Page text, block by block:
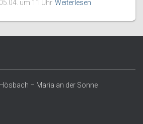
um 11 Uhr Weiterlesen
– Maria an der Sonne